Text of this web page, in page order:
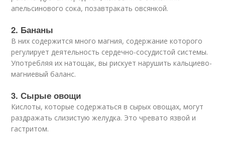
апельсинового сока, позавтракать овсянкой.
2. Бананы
В них содержится много магния, содержание которого
регулирует деятельность сердечно-сосудистой системы.
Употребляя их натощак, вы рискует нарушить кальциево-
магниевый баланс.
3. Сырые овощи
Кислоты, которые содержаться в сырых овощах, могут
раздражать слизистую желудка. Это чревато язвой и
гастритом.